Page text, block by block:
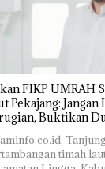
FIKP UMRAH
Pekajang:
Buktikan
timah